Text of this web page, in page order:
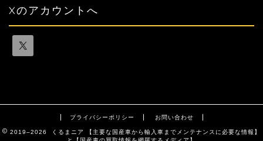
Xのアカウントへ
プライバシーポリシー お問い合わせ
2019–2026 くるまニア 【主要な国産車から輸入車までメンテナンスに必要な情報】